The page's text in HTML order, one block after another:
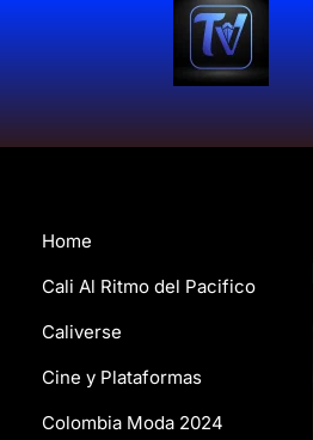
Home
Cali Al Ritmo del Pacifico
Caliverse
Cine y Plataformas
Colombia Moda 2024